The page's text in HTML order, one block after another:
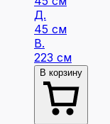
Д.
45 см
В.
223 см
В корзину